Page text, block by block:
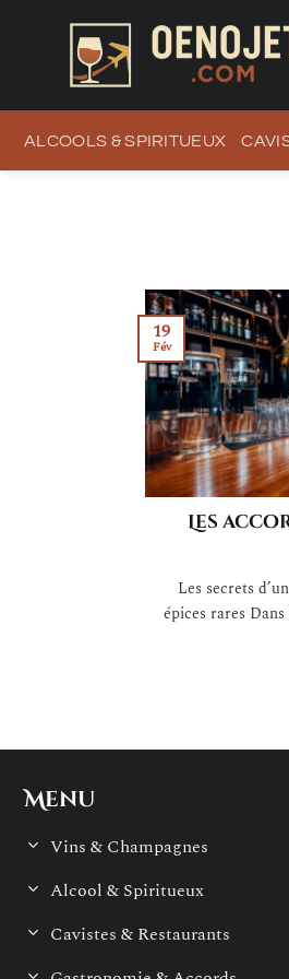
ALCOOLS & SPIRITUEUX
Les
Les secrets
épices rares
19
Fév
Menu
Vins & Champagnes
Alcool & Spiritueux
Cavistes & Restaurants